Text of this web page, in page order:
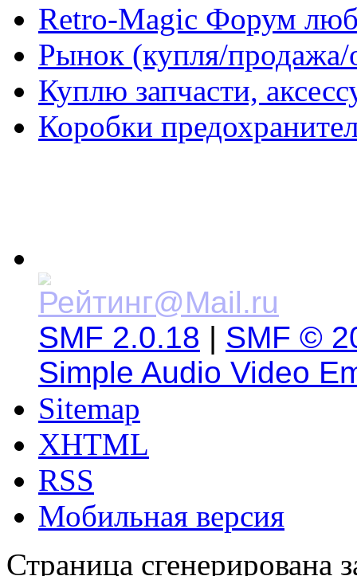
Retro-Magic Форум
Рынок (купля/продажа/
Куплю запчасти,
Коробки
SMF 2.0.18 | SMF ©
Simple Audio Video
Sitemap
XHTML
RSS
Мобильная версия
Страница сгенерирована